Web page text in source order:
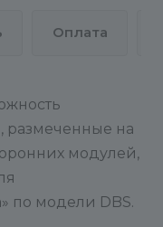
Оплата
размеченные на
модулей,
по модели DBS.